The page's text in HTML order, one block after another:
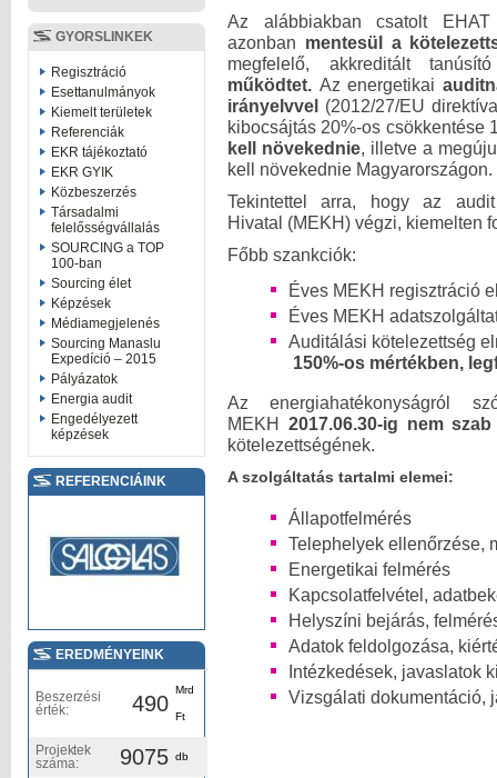
GYORSLINKEK
Regisztráció
Esettanulmányok
Kiemelt területek
Referenciák
EKR tájékoztató
EKR GYIK
Közbeszerzés
Társadalmi
felelősségvállalás
SOURCING a TOP
100-ban
Sourcing élet
Képzések
Médiamegjelenés
Sourcing Manaslu
Expedíció – 2015
Pályázatok
Energia audit
Engedélyezett
képzések
REFERENCIÁINK
EREDMÉNYEINK
Beszerzési
érték:
490
Mrd
Ft
Projektek
száma:
9075 db
Az alábbiakban csatolt
azonban mentesül a
megfelelő, akkreditált
működtet. Az energetikai
irányelvvel
(2012/27/EU
kibocsájtás 20%-os csökkentése
kell növekednie, illetve a
kell növekednie Magyarországon.
Tekintettel arra, hogy az
Hivatal (MEKH) végzi, kiemelten
Főbb szankciók:
Éves MEKH regisztráció
Éves MEKH
Auditálási kötelezettség
150%-os mértékben,
Az energiahatékonyságról
MEKH 2017.06.30-ig nem
kötelezettségének.
A szolgáltatás tartalmi elemei:
Állapotfelmérés
Telephelyek ellenőrzése,
Energetikai felmérés
Kapcsolatfelvétel,
Helyszíni bejárás,
Adatok feldolgozása,
Intézkedések, javaslatok
Vizsgálati dokumentáció,